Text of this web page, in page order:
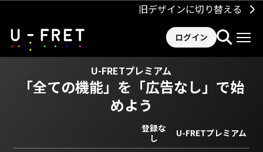
旧デザインに切り替える
ログイン
U-FRETプレミアム
「全ての機能」を 「広告なし」で始
めよう
登録な
し
U-FRETプレミアム